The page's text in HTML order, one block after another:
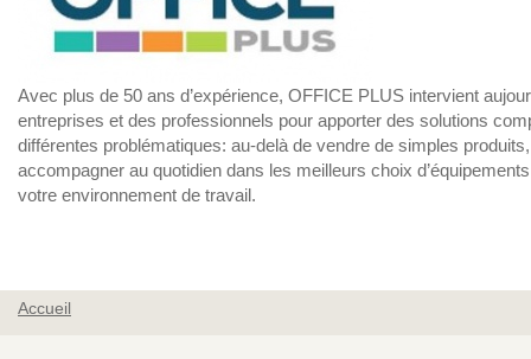
Avec plus de 50 ans d’expérience, OFFICE PLUS intervient
entreprises et des professionnels pour apporter des solutions
différentes problématiques: au-delà de vendre de simples
accompagner au quotidien dans les meilleurs choix
votre environnement de travail.
Accueil